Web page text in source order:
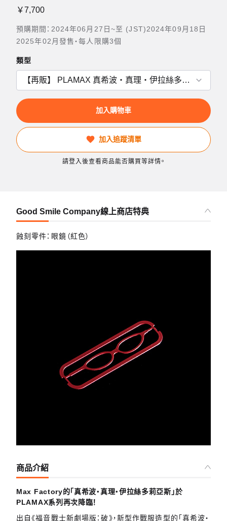
￥7,700
預購期間：2024年06月27日~至 (JST)2024年09月18日
2025年02月發售・每人限購3個
類型
加入購物車
加入追蹤清單
請登入後查看商品能否購買等詳情。
Good Smile Company線上商店特典
蝕刻零件：眼鏡（紅色）
商品介紹
Max Factory的「真希波‧真理‧伊拉絲多莉亞斯」於
PLAMAX系列再次降臨！
出自《福音戰士新劇場版：破》，新型作戰服造型的「真希波‧